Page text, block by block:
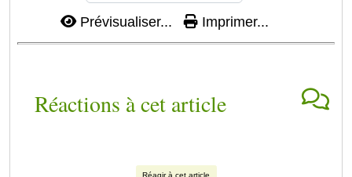
Prévisualiser... Imprimer...
Réactions à cet article
Réagir à cet article